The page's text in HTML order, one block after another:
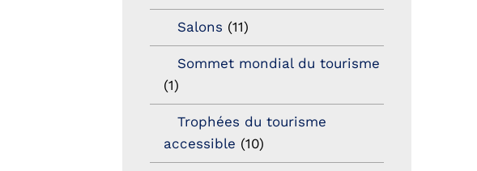
Salons (11)
Sommet mondial du tourisme
(1)
Trophées du tourisme
accessible (10)